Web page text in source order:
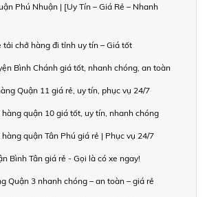
Phú Nhuận | [Uy Tín – Giá Rẻ – Nhanh
tải chở hàng đi tỉnh uy tín – Giá tốt
Bình Chánh giá tốt, nhanh chóng, an toàn
Quận 11 giá rẻ, uy tín, phục vụ 24/7
quận 10 giá tốt, uy tín, nhanh chóng
quận Tân Phú giá rẻ | Phục vụ 24/7
Bình Tân giá rẻ - Gọi là có xe ngay!
Quận 3 nhanh chóng – an toàn – giá rẻ